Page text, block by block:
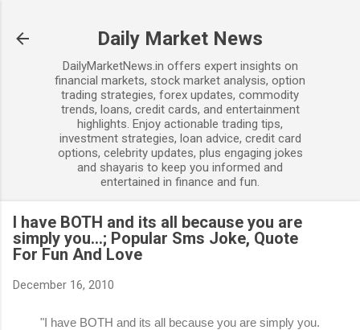
Daily Market News
DailyMarketNews.in offers expert insights on
financial markets, stock market analysis, option
trading strategies, forex updates, commodity
trends, loans, credit cards, and entertainment
highlights. Enjoy actionable trading tips,
investment strategies, loan advice, credit card
options, celebrity updates, plus engaging jokes
and shayaris to keep you informed and
entertained in finance and fun.
I have BOTH and its all because you are
simply you...; Popular Sms Joke, Quote
For Fun And Love
December 16, 2010
"I have BOTH and its all because you are simply you.